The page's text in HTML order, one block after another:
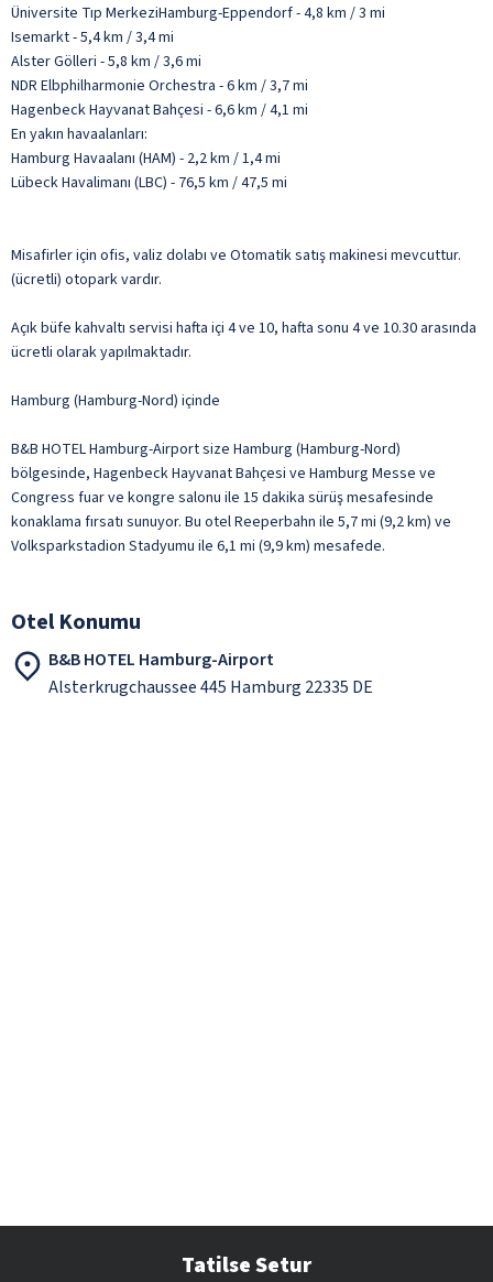
Üniversite Tıp MerkeziHamburg-Eppendorf - 4,8 km / 3 mi
Isemarkt - 5,4 km / 3,4 mi
Alster Gölleri - 5,8 km / 3,6 mi
NDR Elbphilharmonie Orchestra - 6 km / 3,7 mi
Hagenbeck Hayvanat Bahçesi - 6,6 km / 4,1 mi
En yakın havaalanları:
Hamburg Havaalanı (HAM) - 2,2 km / 1,4 mi
Lübeck Havalimanı (LBC) - 76,5 km / 47,5 mi
Misafirler için ofis, valiz dolabı ve Otomatik satış makinesi mevcuttur.
(ücretli) otopark vardır.
Açık büfe kahvaltı servisi hafta içi 4 ve 10, hafta sonu 4 ve 10.30 arasında
ücretli olarak yapılmaktadır.
Hamburg (Hamburg-Nord) içinde
B&B HOTEL Hamburg-Airport size Hamburg (Hamburg-Nord)
bölgesinde, Hagenbeck Hayvanat Bahçesi ve Hamburg Messe ve
Congress fuar ve kongre salonu ile 15 dakika sürüş mesafesinde
konaklama fırsatı sunuyor. Bu otel Reeperbahn ile 5,7 mi (9,2 km) ve
Volksparkstadion Stadyumu ile 6,1 mi (9,9 km) mesafede.
Otel Konumu
B&B HOTEL Hamburg-Airport
Alsterkrugchaussee 445 Hamburg 22335 DE
Tatilse Setur